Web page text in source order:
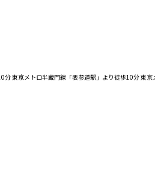
東京メトロ半蔵門線「表参道駅」より徒歩10分 東京